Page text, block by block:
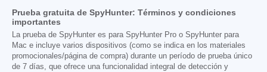
Prueba gratuita de SpyHunter: Términos y condiciones
importantes
La prueba de SpyHunter es para SpyHunter Pro o SpyHunter para
Mac e incluye varios dispositivos (como se indica en los materiales
promocionales/página de compra) durante un período de prueba único
de 7 días, que ofrece una funcionalidad integral de detección y